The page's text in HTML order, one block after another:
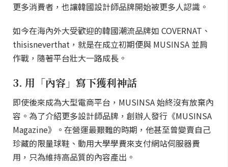
更多消費者，也讓韓國設計師品牌開始被更多人認識。
如今在海內外大受歡迎的韓國潮流品牌如 COVERNAT、
thisisneverthat，就是在成立初期便與 MUSINSA 並肩
作戰，隨著平台壯大一路成長。
3. 用「內容」寫下獲利神話
即使後來成為大型電商平台，MUSINSA 始終沒有放棄內
容。為了介紹更多設計師品牌，創辦人發行《MUSINSA
Magazine》。在營運最艱難的時期，他甚至曾變賣自己
珍藏的限量球鞋、動用大學學費來支付網站伺服器費
用，只為維持高品質的內容產出。